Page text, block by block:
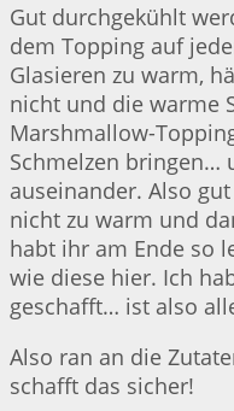
Gut durchgekühlt
dem Topping auf
Glasieren zu warm,
nicht und die warme
Marshmallow-
Schmelzen bringen…
auseinander. Also
nicht zu warm und
habt ihr am Ende so
wie diese hier. Ich
geschafft… ist also
Also ran an die
schafft das sicher!